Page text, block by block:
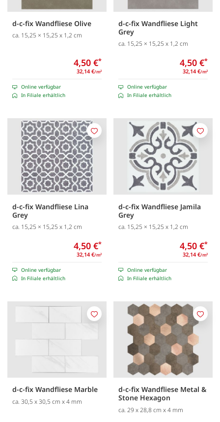
d-c-fix Wandfliese Olive
ca. 15,25 × 15,25 x 1,2 cm
4,50 €*
32,14 €/m2
Online verfügbar
In Filiale erhältlich
d-c-fix Wandfliese Light
Grey
ca. 15,25 × 15,25 x 1,2 cm
4,50 €*
32,14 €/m2
Online verfügbar
In Filiale erhältlich
d-c-fix Wandfliese Lina
Grey
ca. 15,25 × 15,25 x 1,2 cm
4,50 €*
32,14 €/m2
Online verfügbar
In Filiale erhältlich
Merken
d-c-fix Wandfliese Jamila
Grey
ca. 15,25 × 15,25 x 1,2 cm
4,50 €*
32,14 €/m2
Online verfügbar
In Filiale erhältlich
d-c-fix Wandfliese Marble
ca. 30,5 x 30,5 cm x 4 mm
Merken
d-c-fix Wandfliese Metal &
Stone Hexagon
ca. 29 x 28,8 cm x 4 mm